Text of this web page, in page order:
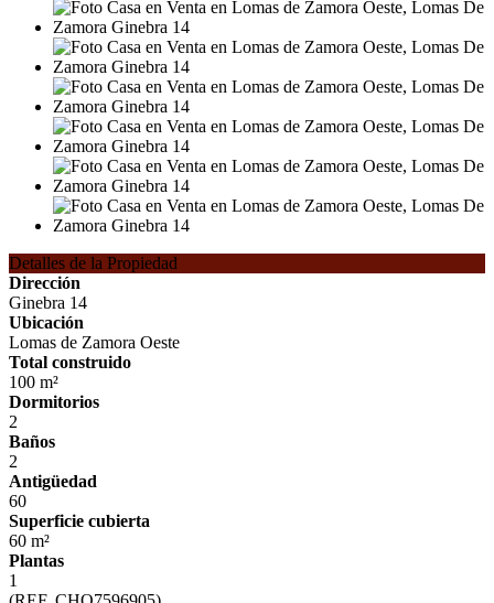
Detalles de la Propiedad
Dirección
Ginebra 14
Ubicación
Lomas de Zamora Oeste
Total construido
100 m²
Dormitorios
2
Baños
2
Antigüedad
60
Superficie cubierta
60 m²
Plantas
1